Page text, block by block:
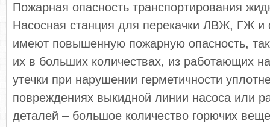
Пожарная опасность транспортирования
Насосная станция для перекачки ЛВЖ, ГЖ и
имеют повышенную пожарную опасность,
их в больших количествах, из работающих
утечки при нарушении герметичности
повреждениях выкидной линии насоса или
деталей – большое количество горючих